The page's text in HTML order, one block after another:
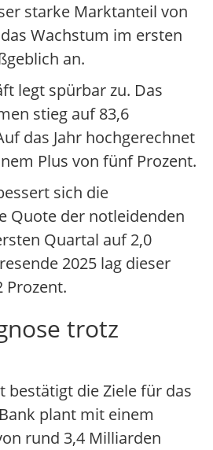
starke Marktanteil von
Wachstum im ersten
an.
legt spürbar zu. Das
stieg auf 83,6
das Jahr hochgerechnet
Plus von fünf Prozent.
sich die
Quote der notleidenden
Quartal auf 2,0
2025 lag dieser
Prozent.
trotz
bestätigt die Ziele für das
plant mit einem
rund 3,4 Milliarden